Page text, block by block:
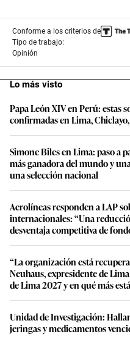
Conforme a los criterios de
Tipo de trabajo:
Opinión
Lo más visto
Papa León XIV en Perú: estas
confirmadas en Lima,
Simone Biles en Lima: paso a
más ganadora del mundo y
una selección nacional
Aerolíneas responden a LAP
internacionales: “Una
desventaja competitiva de
“La organización está
Neuhaus, expresidente de
de Lima 2027 y en qué más
Unidad de Investigación:
jeringas y medicamentos